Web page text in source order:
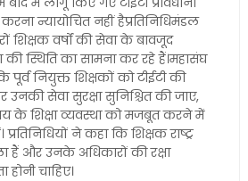
न्यायोचित नहीं हैप्रतिनिधिमंडल
शिक्षक वर्षों की सेवा के बावजूद
स्थिति का सामना कर रहे हैं।महासंघ
पूर्व नियुक्त शिक्षकों को टीईटी की
उनकी सेवा सुरक्षा सुनिश्चित की जाए,
के शिक्षा व्यवस्था को मजबूत करने में
ने कहा कि शिक्षक राष्ट्र
हैं और उनके अधिकारों की रक्षा
चाहिए।